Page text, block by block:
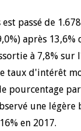
passé de
après
à 7,8% sur
taux d'intérêt
pourcentage
une légère
en 2017.